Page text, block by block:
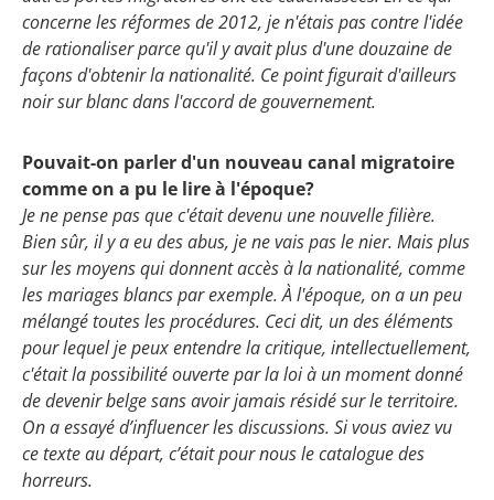
concerne les réformes de 2012, je n'étais pas contre l'idée
de rationaliser parce qu'il y avait plus d'une douzaine de
façons d'obtenir la nationalité. Ce point figurait d'ailleurs
noir sur blanc dans l'accord de gouvernement.
Pouvait-on parler d'un nouveau canal migratoire
comme on a pu le lire à l'époque?
Je ne pense pas que c'était devenu une nouvelle filière.
Bien sûr, il y a eu des abus, je ne vais pas le nier. Mais plus
sur les moyens qui donnent accès à la nationalité, comme
les mariages blancs par exemple. À l'époque, on a un peu
mélangé toutes les procédures. Ceci dit, un des éléments
pour lequel je peux entendre la critique, intellectuellement,
c'était la possibilité ouverte par la loi à un moment donné
de devenir belge sans avoir jamais résidé sur le territoire.
On a essayé d’influencer les discussions. Si vous aviez vu
ce texte au départ, c’était pour nous le catalogue des
horreurs.